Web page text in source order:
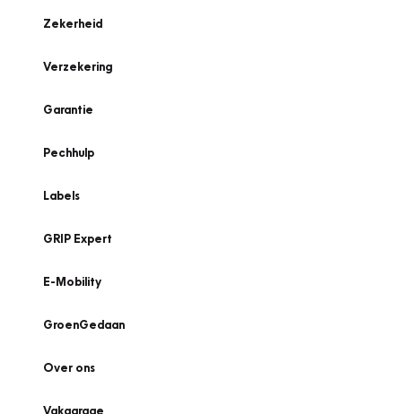
Zekerheid
Verzekering
Garantie
Pechhulp
Labels
GRIP Expert
E-Mobility
GroenGedaan
Over ons
Vakgarage